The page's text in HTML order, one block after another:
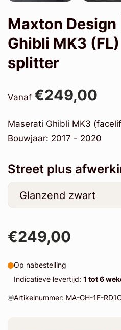
Maxton
Ghibli MK3
splitter
Vanaf €249,00
Maserati Ghibli MK3
Bouwjaar: 2017 - 2020
Street plus
€249,00
Op nabestelling
Indicatieve levertijd: 1 tot 6
Artikelnummer: MA-GH-1F-